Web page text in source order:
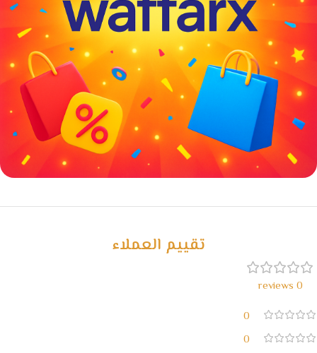
خصومات كبيرة
تقييم العملاء
0 reviews
0
0